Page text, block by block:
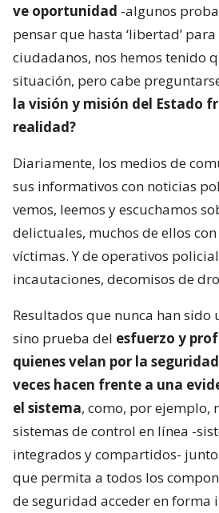
ve oportunidad -algunos
pensar que hasta ‘libertad’
ciudadanos, nos hemos tenido
situación, pero cabe
la visión y misión del Estado
realidad?
Diariamente, los medios de
sus informativos con noticias
vemos, leemos y escuchamos
delictuales, muchos de ellos
víctimas. Y de operativos
incautaciones, decomisos de
Resultados que nunca han sido
sino prueba del esfuerzo y
quienes velan por la
veces hacen frente a una
el sistema, como, por ejemplo,
sistemas de control en línea -
integrados y compartidos-
que permita a todos los
de seguridad acceder en forma